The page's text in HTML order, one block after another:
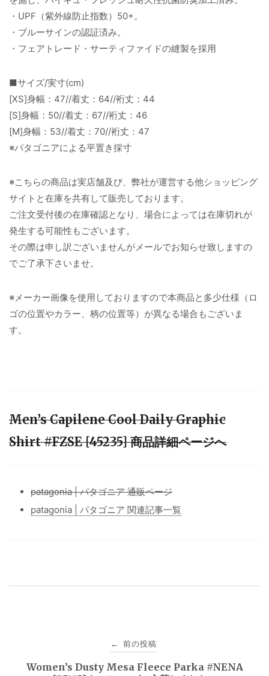
・UPF（紫外線防止指数）50+。
・ブルーサインの認証済み。
・フェアトレード・サーティファイドの縫製を採用
■サイズ/実寸(cm)
[XS]身幅：47//着丈：64//裄丈：44
[S]身幅：50//着丈：67//裄丈：46
[M]身幅：53//着丈：70//裄丈：47
※パタゴニアによる平置き採寸
※こちらの商品は実店舗及び、弊社が運営する他ショッピング
サイトと在庫を共有して販売しております。
ご注文受付後の在庫確認となり、場合によっては在庫切れが
発生する可能性もございます。
その際は申し訳ございませんがメールでお知らせ致しますの
でご了承下さいませ。
※メーカー画像を使用しておりますので本商品と多少仕様（ロ
ゴの位置やカラー、柄の位置等）が異なる場合もございま
す。
Men’s Capilene Cool Daily Graphic
Shirt #FZSE [45235] 商品詳細ページへ
patagonia | パタゴニア 通販ページ
patagonia | パタゴニア 関連記事一覧
← 前の投稿
Women’s Dusty Mesa Fleece Parka #NENA